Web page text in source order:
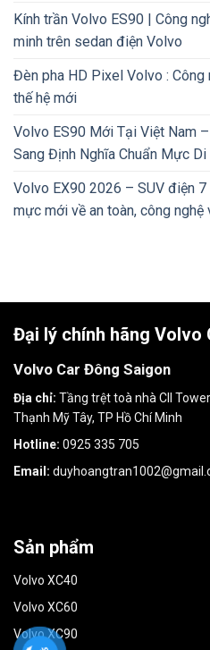
Kính trần Volvo ES90 | Công
minh trên sedan điện Volvo
Đèn pha HD Pixel Volvo : Công
thế hệ mới
Volvo ES90 Mới Tại Việt Nam
Sang Định Nghĩa Chuẩn Mực
Volvo EX90 2026 – SUV điện
mực mới về an toàn, công
Đại lý chính hãng Volvo
Volvo Car Đông Saigon
Địa chỉ: Tầng trệt toà nhà CII
Thạnh Mỹ Tây, TP Hồ Chí Minh
Hotline: 0925 335 705
Email:
Sản phẩm
Volvo XC40
Volvo XC60
Volvo XC90